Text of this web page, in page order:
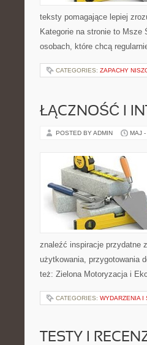
teksty pomagające lepiej
Kategorie na stronie to Msze
osobach, które chcą
CATEGORIES: ZAPACHY
ŁĄCZNOŚĆ I
POSTED BY ADMIN MAJ
znaleźć inspiracje przydatne
użytkowania, przygotowania
też: Zielona Motoryzacja i
CATEGORIES: WYDARZENIA I
TESTY I